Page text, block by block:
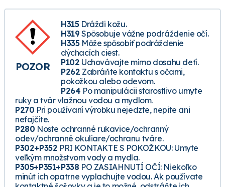
POZOR
H315Dráždi kožu.
H319 Spôsobuje vážne podráždenie očí.
H335Môže spôsobiť podráždenie
dýchacích ciest.
P102 Uchovávajte mimo dosahu detí.
P262 Zabráňte kontaktu s očami,
pokožkou alebo odevom.
P264 Po manipulácii starostlivo umyte
ruky a tvár vlažnou vodou a mydlom.
P270 Pri používaní výrobku nejedzte, nepite ani
nefajčite.
P280 Noste ochranné rukavice/ochranný
odev/ochranné okuliare/ochranu tváre.
P302+P352 PRI KONTAKTE S POKOŽKOU: Umyte
veľkým množstvom vody a mydla.
P305+P351+P338 PO ZASIAHNUTÍ OČÍ: Niekoľko
minút ich opatrne vyplachujte vodou. Ak používate